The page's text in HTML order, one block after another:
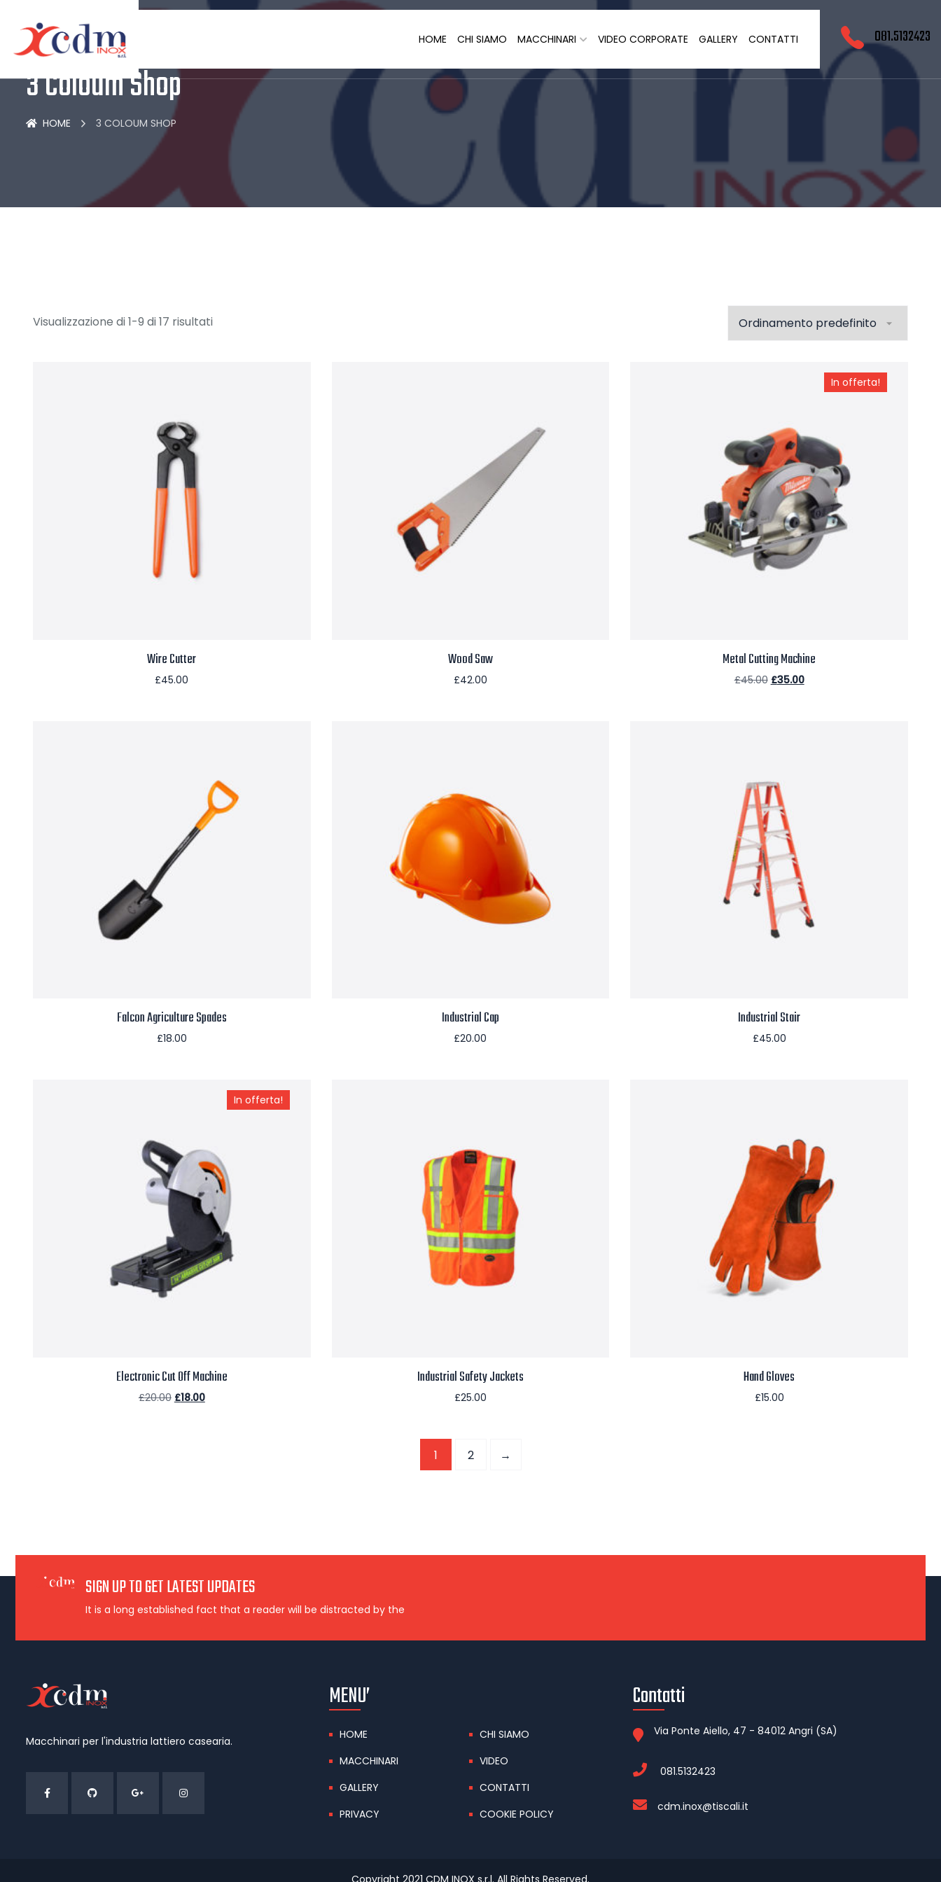
HOME CHI SIAMO MACCHINARI VIDEO CORPORATE GALLERY CONTATTI 081.5132423
3 Coloum Shop
HOME 3 COLOUM SHOP
Visualizzazione di 1-9 di 17 risultati
Wire Cutter
£45.00
Wood Saw
£42.00
In offerta!
Metal Cutting Machine
£45.00 £35.00
Falcon Agriculture Spades
£18.00
Industrial Cap
£20.00
Industrial Stair
£45.00
In offerta!
Electronic Cut Off Machine
£20.00 £18.00
Industrial Safety Jackets
£25.00
Hand Gloves
£15.00
1 2 →
SIGN UP TO GET LATEST UPDATES
It is a long established fact that a reader will be distracted by the
Macchinari per l'industria lattiero casearia.
MENU’
HOME
CHI SIAMO
MACCHINARI
VIDEO
GALLERY
CONTATTI
PRIVACY
COOKIE POLICY
Contatti
Via Ponte Aiello, 47 - 84012 Angri (SA)
081.5132423
cdm.inox@tiscali.it